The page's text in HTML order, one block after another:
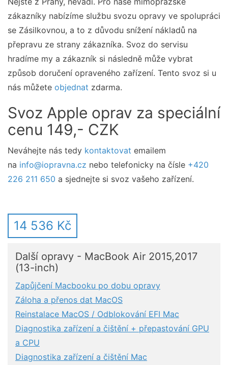
zákazníky nabízíme službu svozu opravy ve spolupráci
se Zásilkovnou, a to z důvodu snížení nákladů na
přepravu ze strany zákazníka. Svoz do servisu
hradíme my a zákazník si následně může vybrat
způsob doručení opraveného zařízení. Tento svoz si u
nás můžete objednat zdarma.
Svoz Apple oprav za speciální
cenu 149,- CZK
Neváhejte nás tedy kontaktovat emailem
na info@iopravna.cz nebo telefonicky na čísle +420
226 211 650 a sjednejte si svoz vašeho zařízení.
14 536 Kč
Další opravy - MacBook Air 2015,2017
(13-inch)
Zapůjčení Macbooku po dobu opravy
Záloha a přenos dat MacOS
Reinstalace MacOS / Odblokování EFI Mac
Diagnostika zařízení a čištění + přepastování GPU
a CPU
Diagnostika zařízení a čištění Mac